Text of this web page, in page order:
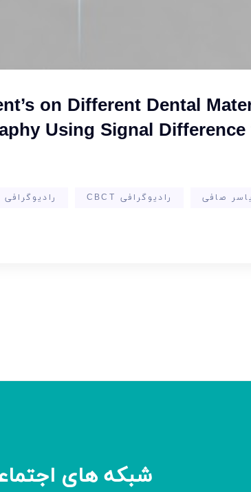
on Different Dental
Using Signal
صافی رادیوگرافی CBCT
شبکه های